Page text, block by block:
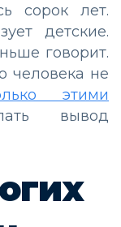
сорок лет.
детские.
говорит.
человека не
этими
вывод